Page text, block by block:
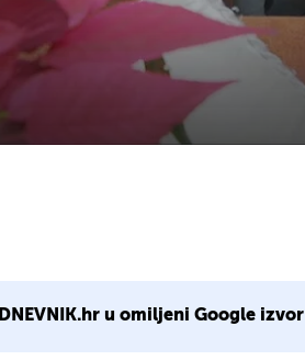
u omiljeni Google izvor